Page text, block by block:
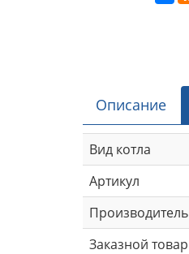
Описание
Вид котла
Артикул
Производитель
Заказной товар